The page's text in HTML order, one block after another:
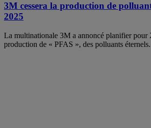
3M cessera la production de
2025
La multinationale 3M a annoncé planifier pour
production de « PFAS », des polluants éternels.